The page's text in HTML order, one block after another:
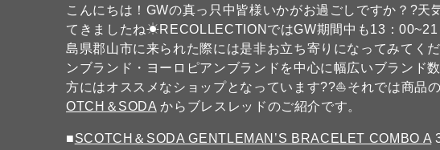
こんにちは！GWの真っ只中皆様いかがお過ごしですか？?天
てきましたね☀RECOLLECTIONではGW期間中も13：
島県郡山市に来られた際には是非お立ち寄りになってみてく
ンブランド・ヨーロピアンブランドを中心に幅広いブランド
方にはオススメなショップとなっています??⛵それでは商品
OTCH＆SODA からブレスレッドのご紹介です。
■SCOTCH＆SODA GENTLEMAN’S BRACELET COMBO A